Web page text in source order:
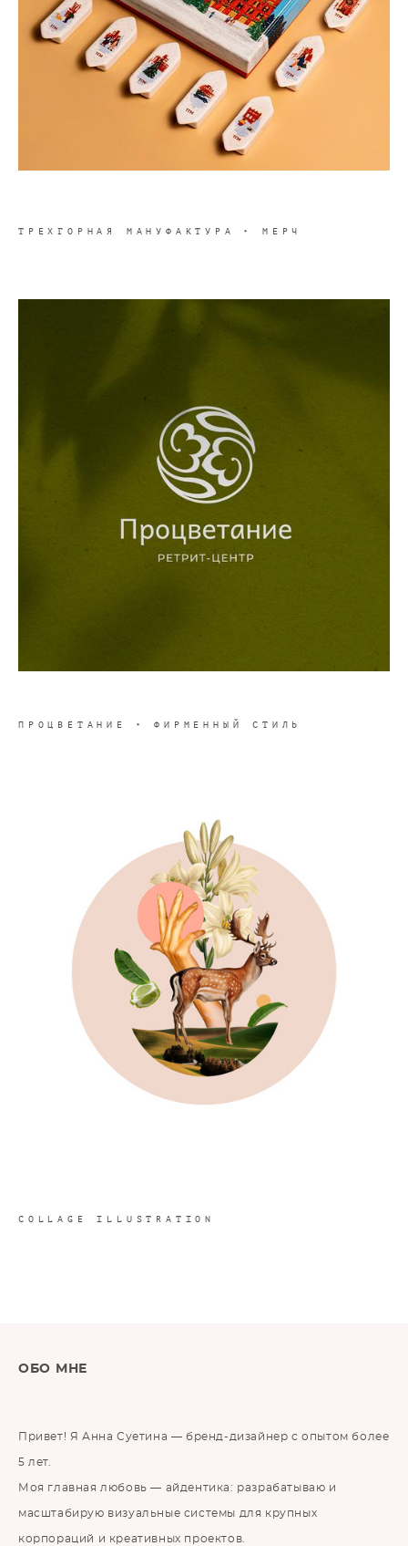
ТРЕХГОРНАЯ МАНУФАКТУРА ‣ МЕРЧ
ПРОЦВЕТАНИЕ ‣ ФИРМЕННЫЙ СТИЛЬ
COLLAGE ILLUSTRATION
ОБО МНЕ
Привет! Я Анна Суетина — бренд-дизайнер с опытом более
5 лет.
Моя главная любовь — айдентика: разрабатываю и
масштабирую визуальные системы для крупных
корпораций и креативных проектов.